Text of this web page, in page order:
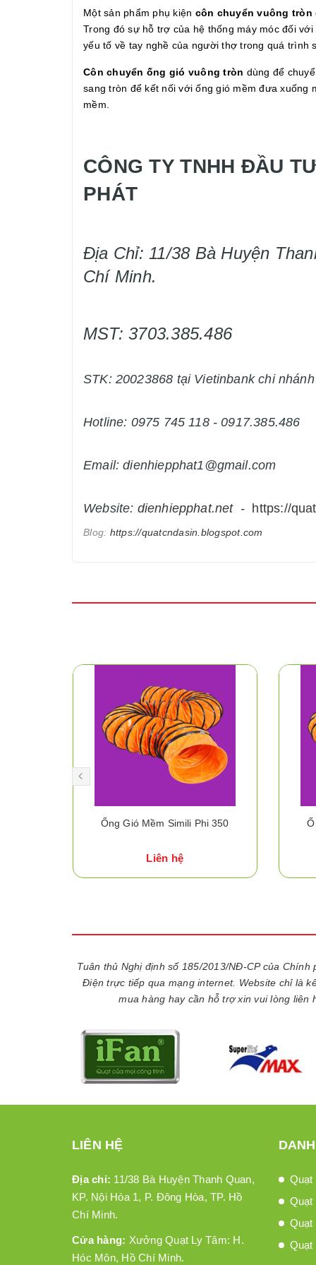
Một sản phẩm phụ kiện côn chuyển vuông tròn
Trong đó sự hỗ trợ của hệ thống máy móc đối
yếu tố về tay nghề của người thợ trong quá trình
Côn chuyển ống gió vuông tròn dùng để
sang tròn để kết nối với ống gió mềm đưa xuống
mềm.
CÔNG TY TNHH ĐẦU
PHÁT
Địa Chỉ: 11/38 Bà Huyện
Chí Minh.
MST: 3703.385.486
STK: 20023868 tại Vietinbank chi
Hotline: 0975 745 118 - 0917.385.486
Email: dienhiepphat1@gmail.com
Website: dienhiepphat.net - https://
Blog: https://quatcndasin.blogspot.com
Ống Gió Mềm Simili Phi 350
Liên hệ
Tuân thủ Nghị định số 185/2013/NĐ-CP của
Điện trực tiếp qua mạng internet. Website chỉ là
mua hàng hay cần hỗ trợ xin vui lòng
LIÊN HỆ
Địa chỉ: 11/38 Bà Huyện Thanh Quan,
KP. Nội Hóa 1, P. Đông Hòa, TP. Hồ
Chí Minh.
Cửa hàng: Xưởng Quạt Ly Tâm: H.
Hóc Môn, Hồ Chí Minh.
Quạt
Quạt
Quạt
Quạt